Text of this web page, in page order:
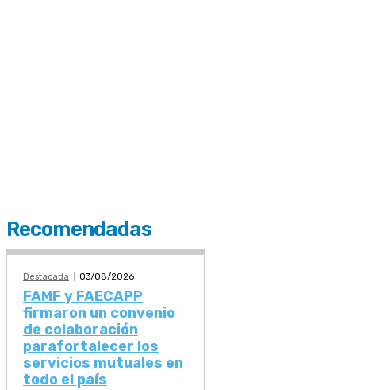
Recomendadas
Destacada 03/08/2026
FAMF y FAECAPP
firmaron un convenio
de colaboración
parafortalecer los
servicios mutuales en
todo el país